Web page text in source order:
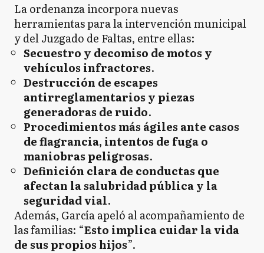
La ordenanza incorpora nuevas
herramientas para la intervención municipal
y del Juzgado de Faltas, entre ellas:
Secuestro y decomiso de motos y
vehículos infractores.
Destrucción de escapes
antirreglamentarios y piezas
generadoras de ruido.
Procedimientos más ágiles ante casos
de flagrancia, intentos de fuga o
maniobras peligrosas.
Definición clara de conductas que
afectan la salubridad pública y la
seguridad vial.
Además, García apeló al acompañamiento de
las familias: “Esto implica cuidar la vida
de sus propios hijos”.